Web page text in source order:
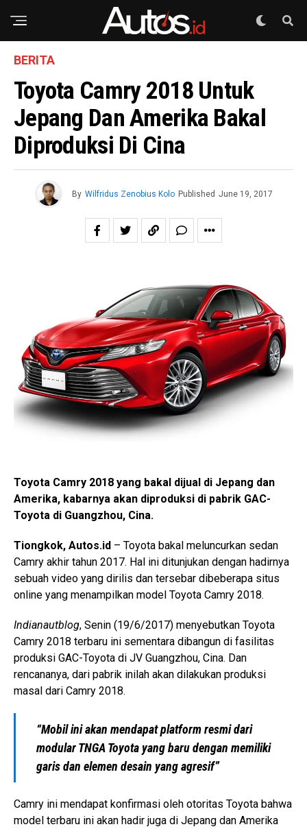
BERITA
Toyota Camry 2018 Untuk
Jepang Dan Amerika Bakal
Diproduksi Di Cina
By Wilfridus Zenobius Kolo Published June 19, 2017
Toyota Camry 2018 yang bakal dijual di Jepang dan
Amerika, kabarnya akan diproduksi di pabrik GAC-
Toyota di Guangzhou, Cina.
Tiongkok, Autos.id – Toyota bakal meluncurkan sedan
Camry akhir tahun 2017. Hal ini ditunjukan dengan hadirnya
sebuah video yang dirilis dan tersebar dibeberapa situs
online yang menampilkan model Toyota Camry 2018.
Indianautblog, Senin (19/6/2017) menyebutkan Toyota
Camry 2018 terbaru ini sementara dibangun di fasilitas
produksi GAC-Toyota di JV Guangzhou, Cina. Dan
rencananya, dari pabrik inilah akan dilakukan produksi
masal dari Camry 2018.
“Mobil ini akan mendapat platform resmi dari
modular TNGA Toyota yang baru dengan memiliki
garis dan elemen desain yang agresif”
Camry ini mendapat konfirmasi oleh otoritas Toyota bahwa
model terbaru ini akan hadir juga di Jepang dan Amerika